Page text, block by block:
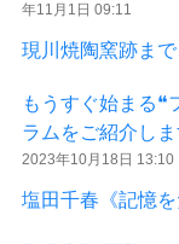
年11月1日 09:11
現川焼陶窯跡ま
もうすぐ始まる❝
ラムをご紹介し
2023年10月18日 13:10
塩田千春《記憶